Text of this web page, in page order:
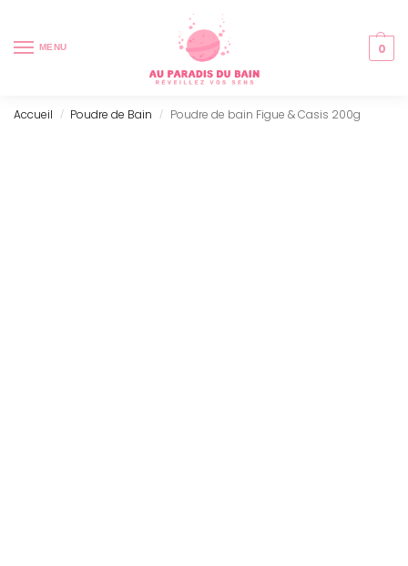
MENU 0
Accueil / Poudre de Bain / Poudre de bain Figue & Casis 200g